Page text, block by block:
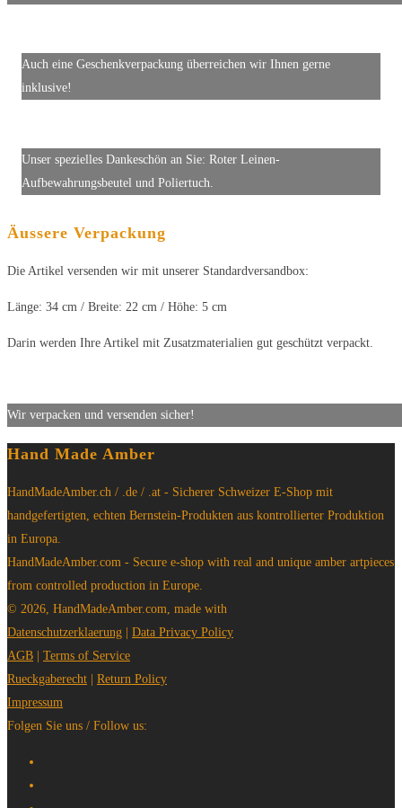
Auch eine Geschenkverpackung überreichen wir Ihnen gerne
inklusive!
Unser spezielles Dankeschön an Sie: Roter Leinen-
Aufbewahrungsbeutel und Poliertuch.
Äussere Verpackung
Die Artikel versenden wir mit unserer Standardversandbox:
Länge: 34 cm / Breite: 22 cm / Höhe: 5 cm
Darin werden Ihre Artikel mit Zusatzmaterialien gut geschützt verpackt.
Wir verpacken und versenden sicher!
Hand Made Amber
HandMadeAmber.ch / .de / .at - Sicherer Schweizer E-Shop mit
handgefertigten, echten Bernstein-Produkten aus kontrollierter Produktion
in Europa.
HandMadeAmber.com - Secure e-shop with real and unique amber artpieces
from controlled production in Europe.
© 2026, HandMadeAmber.com, made with
Datenschutzerklaerung | Data Privacy Policy
AGB | Terms of Service
Rueckgaberecht | Return Policy
Impressum
Folgen Sie uns / Follow us: